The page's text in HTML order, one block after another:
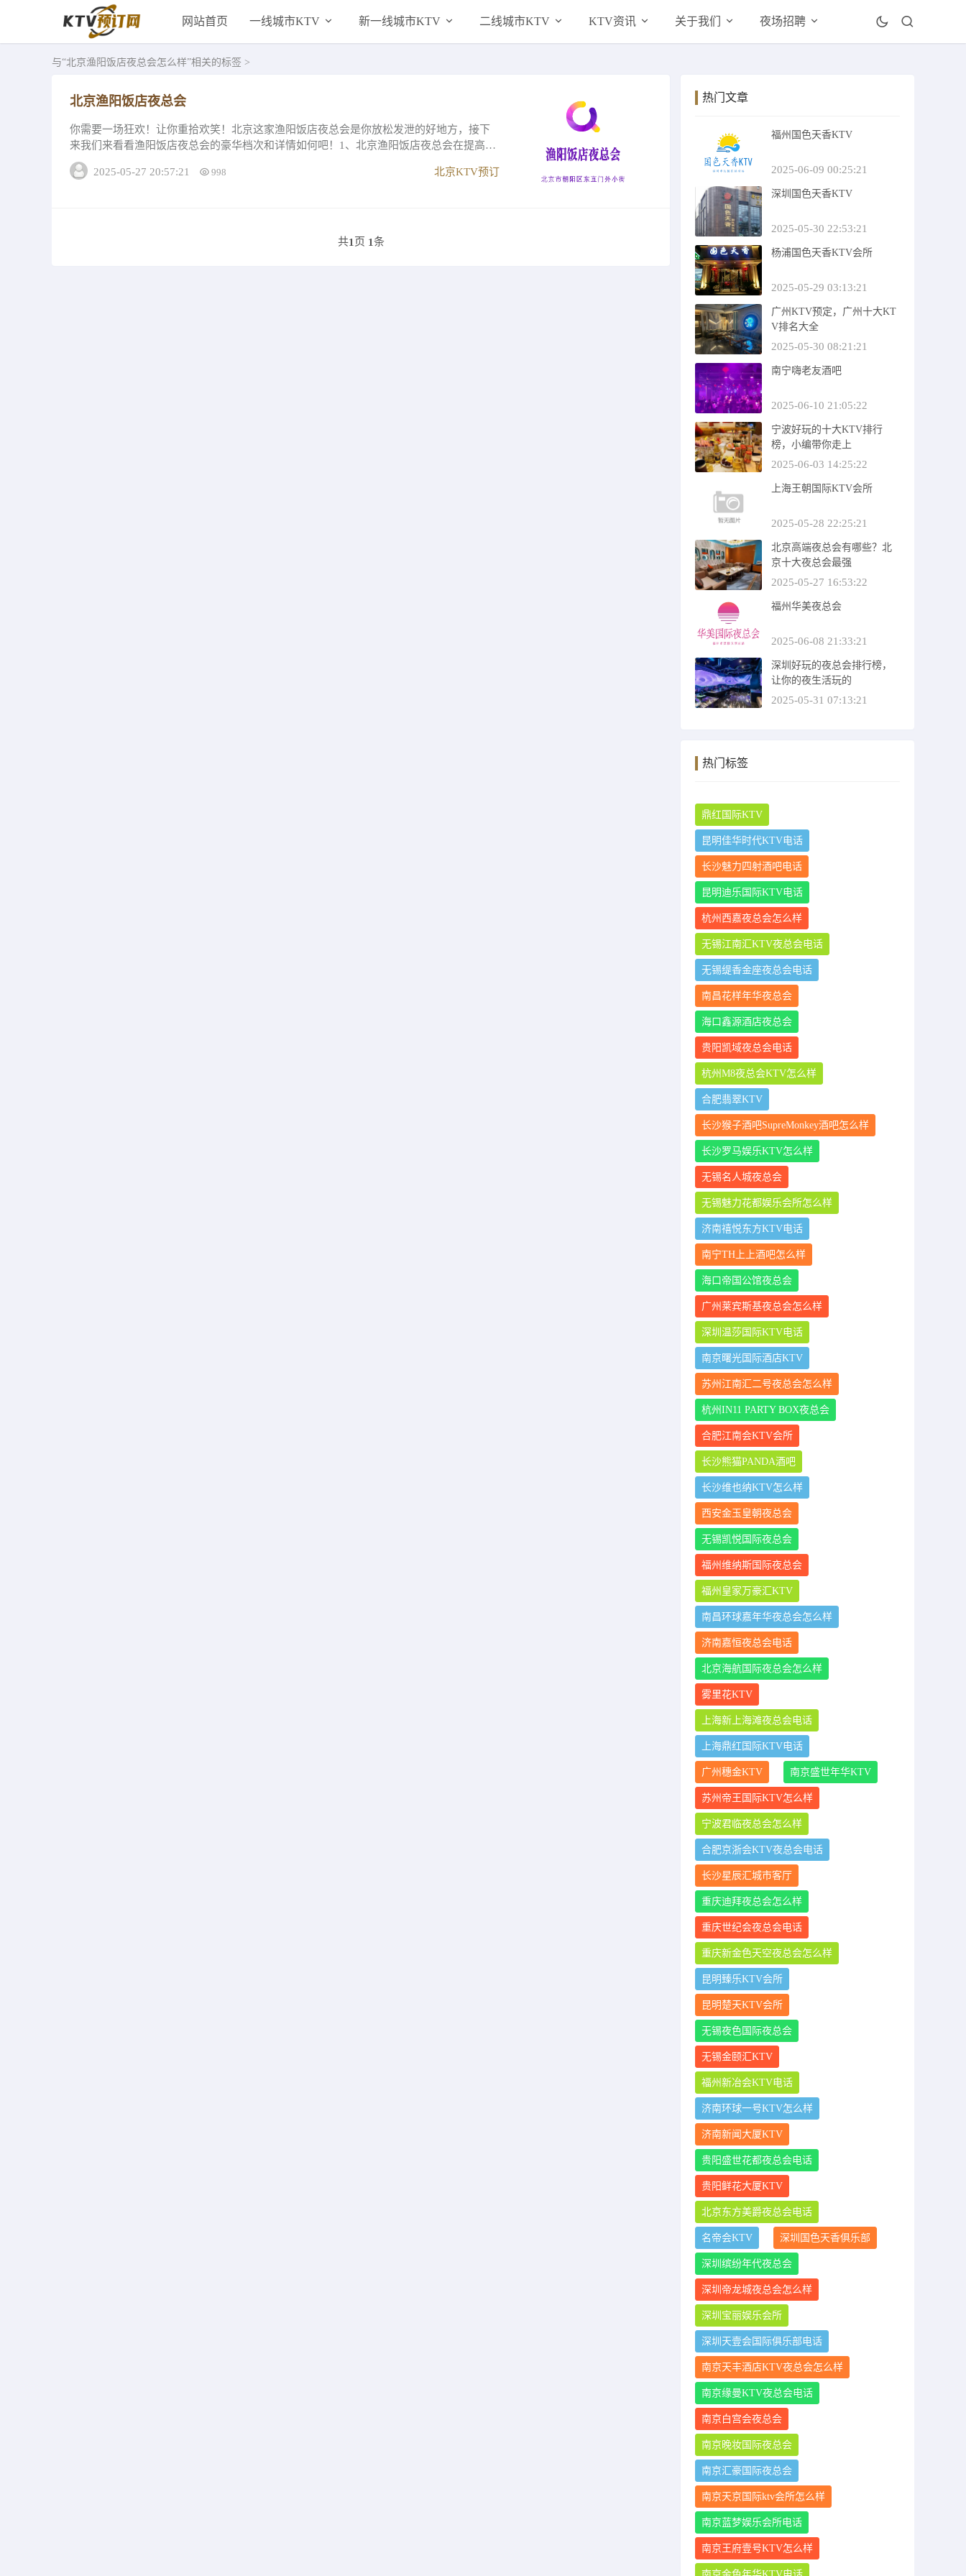
网站首页 一线城市KTV 新一线城市KTV 二线城市KTV KTV资讯 关于我们 夜场招聘
与“北京渔阳饭店夜总会怎么样”相关的标签 >
北京渔阳饭店夜总会
你需要一场狂欢！让你重拾欢笑！北京这家渔阳饭店夜总会是你放松发泄的好地方，接下
来我们来看看渔阳饭店夜总会的豪华档次和详情如何吧！1、北京渔阳饭店夜总会在提高服
务品质上下了很多的功夫，提供为宾客先进的数...
2025-05-27 20:57:21
998 北京KTV预订
共1 页 1条
热门文章
福州国色天香KTV
2025-06-09 00:25:21
深圳国色天香KTV
2025-05-30 22:53:21
杨浦国色天香KTV会所
2025-05-29 03:13:21
广州KTV预定，广州十大KT
V排名大全
2025-05-30 08:21:21
南宁嗨老友酒吧
2025-06-10 21:05:22
宁波好玩的十大KTV排行
榜，小编带你走上
2025-06-03 14:25:22
上海王朝国际KTV会所
2025-05-28 22:25:21
北京高端夜总会有哪些？北
京十大夜总会最强
2025-05-27 16:53:22
福州华美夜总会
2025-06-08 21:33:21
深圳好玩的夜总会排行榜，
让你的夜生活玩的
2025-05-31 07:13:21
热门标签
鼎红国际KTV
昆明佳华时代KTV电话
长沙魅力四射酒吧电话
昆明迪乐国际KTV电话
杭州西嘉夜总会怎么样
无锡江南汇KTV夜总会电话
无锡缇香金座夜总会电话
南昌花样年华夜总会
海口鑫源酒店夜总会
贵阳凯域夜总会电话
杭州M8夜总会KTV怎么样
合肥翡翠KTV
长沙猴子酒吧SupreMonkey酒吧怎么样
长沙罗马娱乐KTV怎么样
无锡名人城夜总会
无锡魅力花都娱乐会所怎么样
济南禧悦东方KTV电话
南宁TH上上酒吧怎么样
海口帝国公馆夜总会
广州莱宾斯基夜总会怎么样
深圳温莎国际KTV电话
南京曙光国际酒店KTV
苏州江南汇二号夜总会怎么样
杭州IN11 PARTY BOX夜总会
合肥江南会KTV会所
长沙熊猫PANDA酒吧
长沙维也纳KTV怎么样
西安金玉皇朝夜总会
无锡凯悦国际夜总会
福州维纳斯国际夜总会
福州皇家万豪汇KTV
南昌环球嘉年华夜总会怎么样
济南嘉恒夜总会电话
北京海航国际夜总会怎么样
雾里花KTV
上海新上海滩夜总会电话
上海鼎红国际KTV电话
广州穗金KTV 南京盛世年华KTV
苏州帝王国际KTV怎么样
宁波君临夜总会怎么样
合肥京浙会KTV夜总会电话
长沙星辰汇城市客厅
重庆迪拜夜总会怎么样
重庆世纪会夜总会电话
重庆新金色天空夜总会怎么样
昆明臻乐KTV会所
昆明楚天KTV会所
无锡夜色国际夜总会
无锡金颐汇KTV
福州新冶会KTV电话
济南环球一号KTV怎么样
济南新闻大厦KTV
贵阳盛世花都夜总会电话
贵阳鲜花大厦KTV
北京东方美爵夜总会电话
名帝会KTV 深圳国色天香俱乐部
深圳缤纷年代夜总会
深圳帝龙城夜总会怎么样
深圳宝丽娱乐会所
深圳天壹会国际俱乐部电话
南京天丰酒店KTV夜总会怎么样
南京缘曼KTV夜总会电话
南京白宫会夜总会
南京晚妆国际夜总会
南京汇豪国际夜总会
南京天京国际ktv会所怎么样
南京蓝梦娱乐会所电话
南京王府壹号KTV怎么样